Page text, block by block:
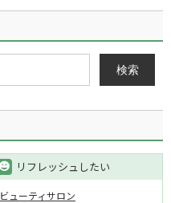
検索
リフレッシュしたい
ビューティサロン